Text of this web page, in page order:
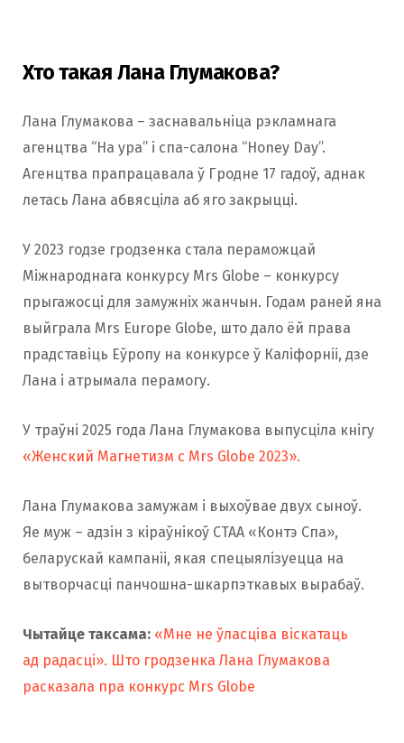
Хто такая Лана Глумакова?
Лана Глумакова – заснавальніца рэкламнага
агенцтва “На ура” і спа-салона “Honey Day”.
Агенцтва прапрацавала ў Гродне 17 гадоў, аднак
летась Лана абвясціла аб яго закрыцці.
У 2023 годзе гродзенка стала пераможцай
Міжнароднага конкурсу Mrs Globe – конкурсу
прыгажосці для замужніх жанчын. Годам раней яна
выйграла Mrs Europe Globe, што дало ёй права
прадставіць Еўропу на конкурсе ў Каліфорніі, дзе
Лана і атрымала перамогу.
У траўні 2025 года Лана Глумакова выпусціла кнігу
«Женский Магнетизм с Mrs Globe 2023».
Лана Глумакова замужам і выхоўвае двух сыноў.
Яе муж – адзін з кіраўнікоў СТАА «Контэ Спа»,
беларускай кампаніі, якая спецыялізуецца на
вытворчасці панчошна-шкарпэткавых вырабаў.
Чытайце таксама: «Мне не ўласціва віскатаць
ад радасці». Што гродзенка Лана Глумакова
расказала пра конкурс Mrs Globe